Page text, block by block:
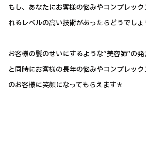
もし、あなたにお客様の悩みやコンプレッ
れるレベルの高い技術があったらどうでしょ
お客様の髪のせいにするような”美容師”の
と同時にお客様の長年の悩みやコンプレッ
のお客様に笑顔になってもらえます＊